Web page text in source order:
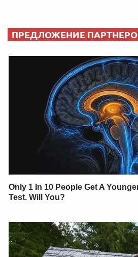
ПРЕДЛОЖЕНИЕ
Only 1 In 10 People Get A
Test. Will You?